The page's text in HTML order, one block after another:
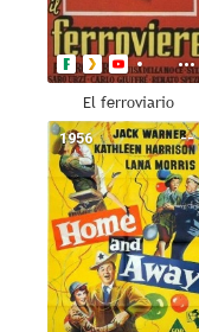
El ferroviario
--
1956